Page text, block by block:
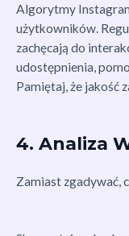
Algorytmy
użytkowników.
zachęcają do
udostępnienia,
Pamiętaj, że jakość
4. Analiza
Zamiast zgadywać,